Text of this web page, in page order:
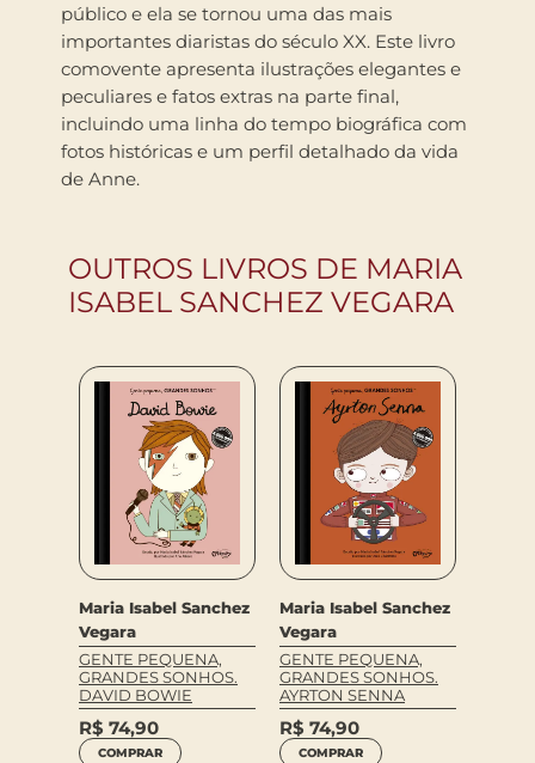
público e ela se tornou uma das mais
importantes diaristas do século XX. Este livro
comovente apresenta ilustrações elegantes e
peculiares e fatos extras na parte final,
incluindo uma linha do tempo biográfica com
fotos históricas e um perfil detalhado da vida
de Anne.
OUTROS LIVROS DE MARIA
ISABEL SANCHEZ VEGARA
Maria Isabel Sanchez
Vegara
GENTE PEQUENA,
GRANDES SONHOS.
DAVID BOWIE
R$ 74,90
COMPRAR
Maria Isabel Sanchez
Vegara
GENTE PEQUENA,
GRANDES SONHOS.
AYRTON SENNA
R$ 74,90
COMPRAR